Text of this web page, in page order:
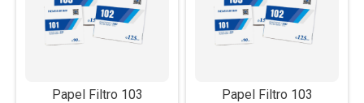
Papel Filtro 103
Papel Filtro 103